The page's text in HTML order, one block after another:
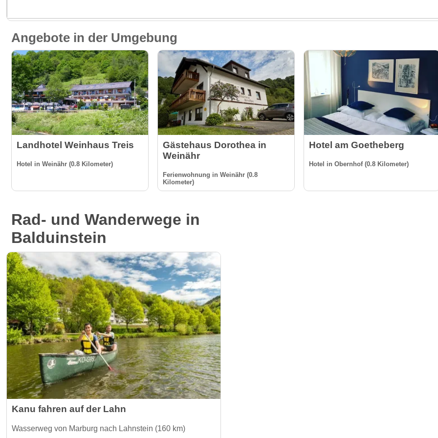
Angebote in der Umgebung
Landhotel Weinhaus Treis
Hotel in Weinähr (0.8 Kilometer)
Gästehaus Dorothea in
Weinähr
Ferienwohnung in Weinähr (0.8
Kilometer)
Hotel am Goetheberg
Hotel in Obernhof (0.8 Kilometer)
Rad- und Wanderwege in
Balduinstein
Kanu fahren auf der Lahn
Wasserweg von Marburg nach Lahnstein (160 km)